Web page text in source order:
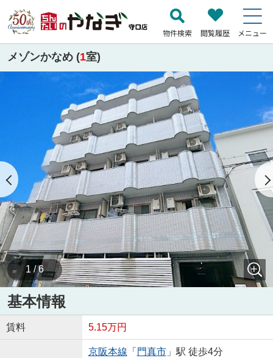
物件検索 閲覧履歴 メニュー
メゾンかなめ (1室)
1 / 6
基本情報
賃料 5.15万円
京阪本線 「 門真市」駅 徒歩4分